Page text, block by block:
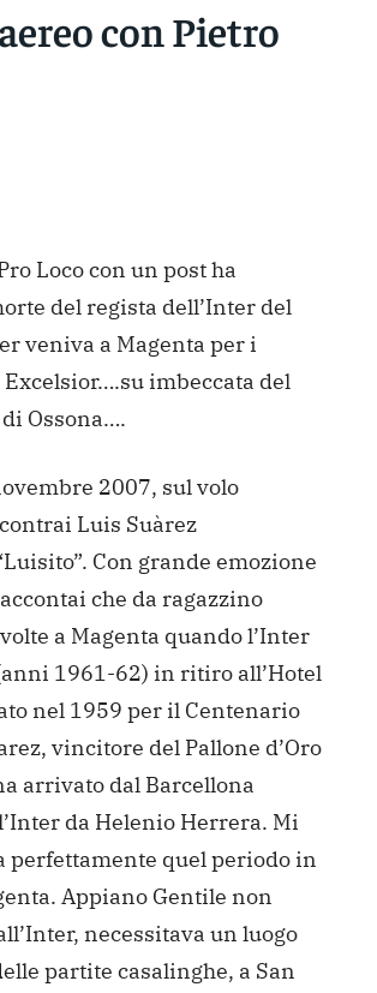
con Pietro
Loco con un post ha
del regista dell’Inter del
veniva a Magenta per i
imbeccata del
di Ossona….
2007, sul volo
Luis Suàrez
Con grande emozione
che da ragazzino
a Magenta quando l’Inter
1961-62) in ritiro all’Hotel
nel 1959 per il Centenario
vincitore del Pallone d’Oro
arrivato dal Barcellona
da Helenio Herrera. Mi
perfettamente quel periodo in
Appiano Gentile non
necessitava un luogo
partite casalinghe, a San